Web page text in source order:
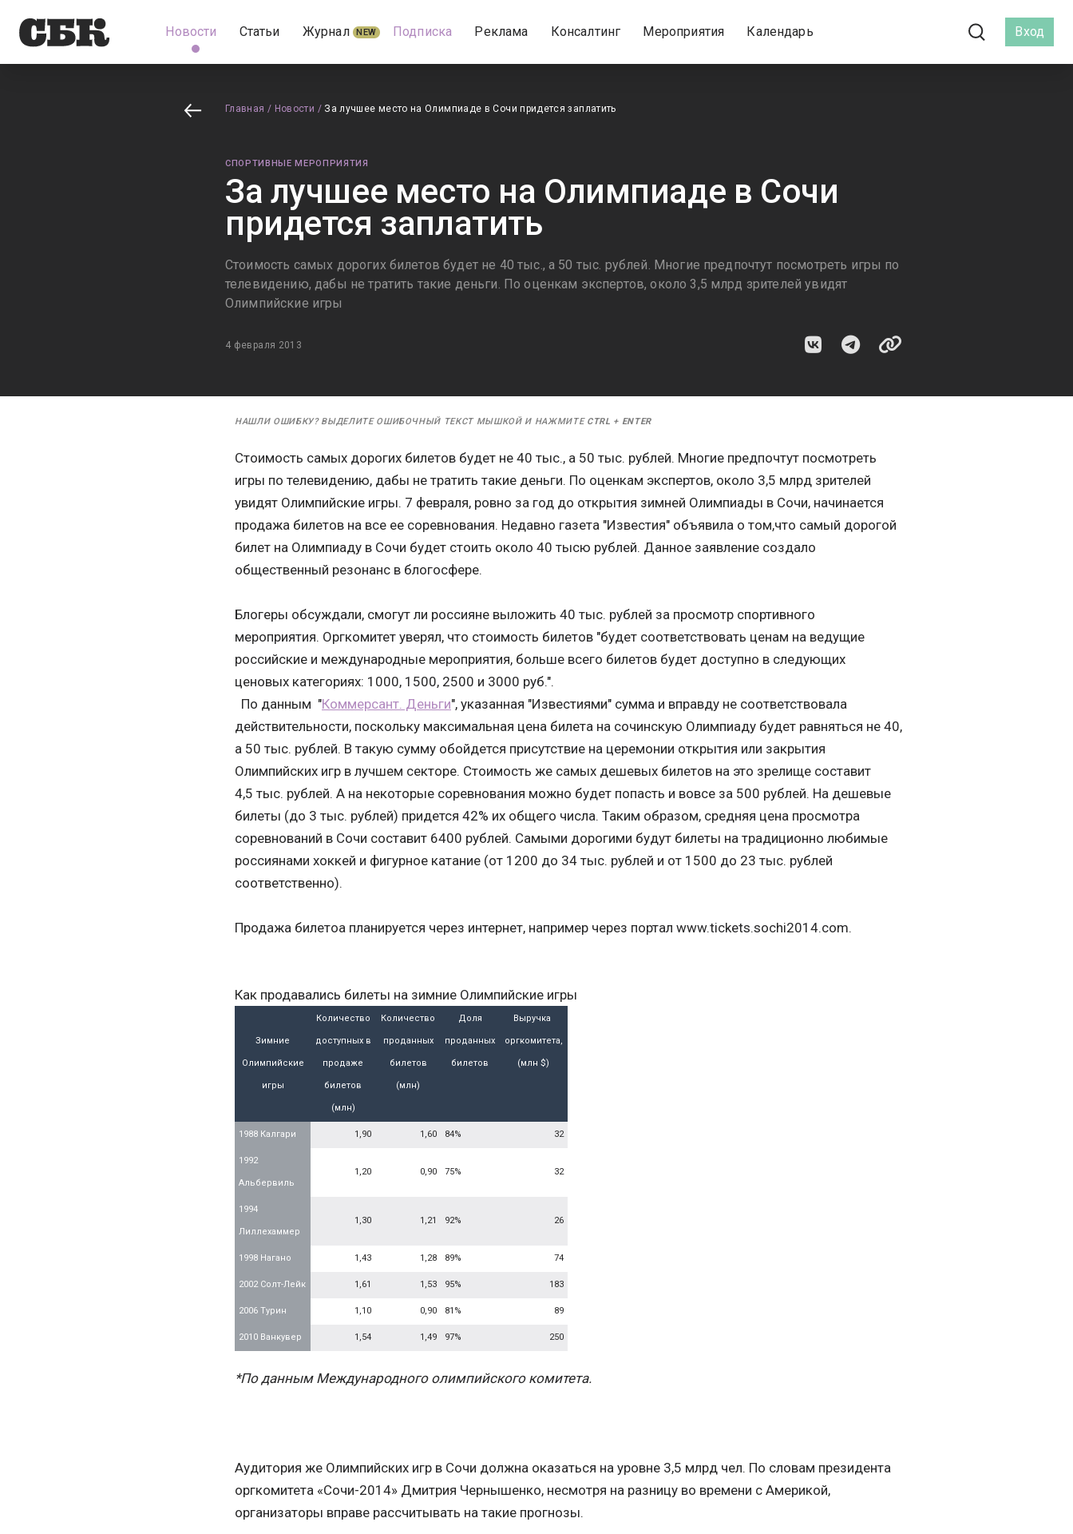
Новости Статьи Журнал NEW Подписка Реклама Консалтинг Мероприятия Календарь Вход
Главная / Новости / За лучшее место на Олимпиаде в Сочи придется заплатить
СПОРТИВНЫЕ МЕРОПРИЯТИЯ
За лучшее место на Олимпиаде в Сочи
придется заплатить
Стоимость самых дорогих билетов будет не 40 тыс., а 50 тыс. рублей. Многие предпочтут посмотреть игры по
телевидению, дабы не тратить такие деньги. По оценкам экспертов, около 3,5 млрд зрителей увидят
Олимпийские игры
4 февраля 2013
НАШЛИ ОШИБКУ? ВЫДЕЛИТЕ ОШИБОЧНЫЙ ТЕКСТ МЫШКОЙ И НАЖМИТЕ CTRL + ENTER
Стоимость самых дорогих билетов будет не 40 тыс., а 50 тыс. рублей. Многие предпочтут посмотреть
игры по телевидению, дабы не тратить такие деньги. По оценкам экспертов, около 3,5 млрд зрителей
увидят Олимпийские игры. 7 февраля, ровно за год до открытия зимней Олимпиады в Сочи, начинается
продажа билетов на все ее соревнования. Недавно газета "Известия" объявила о том,что самый дорогой
билет на Олимпиаду в Сочи будет стоить около 40 тысю рублей. Данное заявление создало
общественный резонанс в блогосфере.
Блогеры обсуждали, смогут ли россияне выложить 40 тыс. рублей за просмотр спортивного
мероприятия. Оргкомитет уверял, что стоимость билетов "будет соответствовать ценам на ведущие
российские и международные мероприятия, больше всего билетов будет доступно в следующих
ценовых категориях: 1000, 1500, 2500 и 3000 руб.".
По данным "Коммерсант. Деньги", указанная "Известиями" сумма и вправду не соответствовала
действительности, поскольку максимальная цена билета на сочинскую Олимпиаду будет равняться не 40,
а 50 тыс. рублей. В такую сумму обойдется присутствие на церемонии открытия или закрытия
Олимпийских игр в лучшем секторе. Стоимость же самых дешевых билетов на это зрелище составит
4,5 тыс. рублей. А на некоторые соревнования можно будет попасть и вовсе за 500 рублей. На дешевые
билеты (до 3 тыс. рублей) придется 42% их общего числа. Таким образом, средняя цена просмотра
соревнований в Сочи составит 6400 рублей. Самыми дорогими будут билеты на традиционно любимые
россиянами хоккей и фигурное катание (от 1200 до 34 тыс. рублей и от 1500 до 23 тыс. рублей
соответственно).
Продажа билетоа планируется через интернет, например через портал www.tickets.sochi2014.com.
Как продавались билеты на зимние Олимпийские игры
Зимние
Олимпийские
игры
Количество
доступных в
продаже
билетов
(млн)
Количество
проданных
билетов
(млн)
Доля
проданных
билетов
Выручка
оргкомитета,
(млн $)
1988 Калгари 1,90 1,60 84% 32
1992
Альбервиль
1,20 0,90 75% 32
1994
Лиллехаммер
1,30 1,21 92% 26
1998 Нагано 1,43 1,28 89% 74
2002 Солт-Лейк 1,61 1,53 95% 183
2006 Турин 1,10 0,90 81% 89
2010 Ванкувер 1,54 1,49 97% 250
*По данным Международного олимпийского комитета.
Аудитория же Олимпийских игр в Сочи должна оказаться на уровне 3,5 млрд чел. По словам президента
оргкомитета «Сочи-2014» Дмитрия Чернышенко, несмотря на разницу во времени с Америкой,
организаторы вправе рассчитывать на такие прогнозы.